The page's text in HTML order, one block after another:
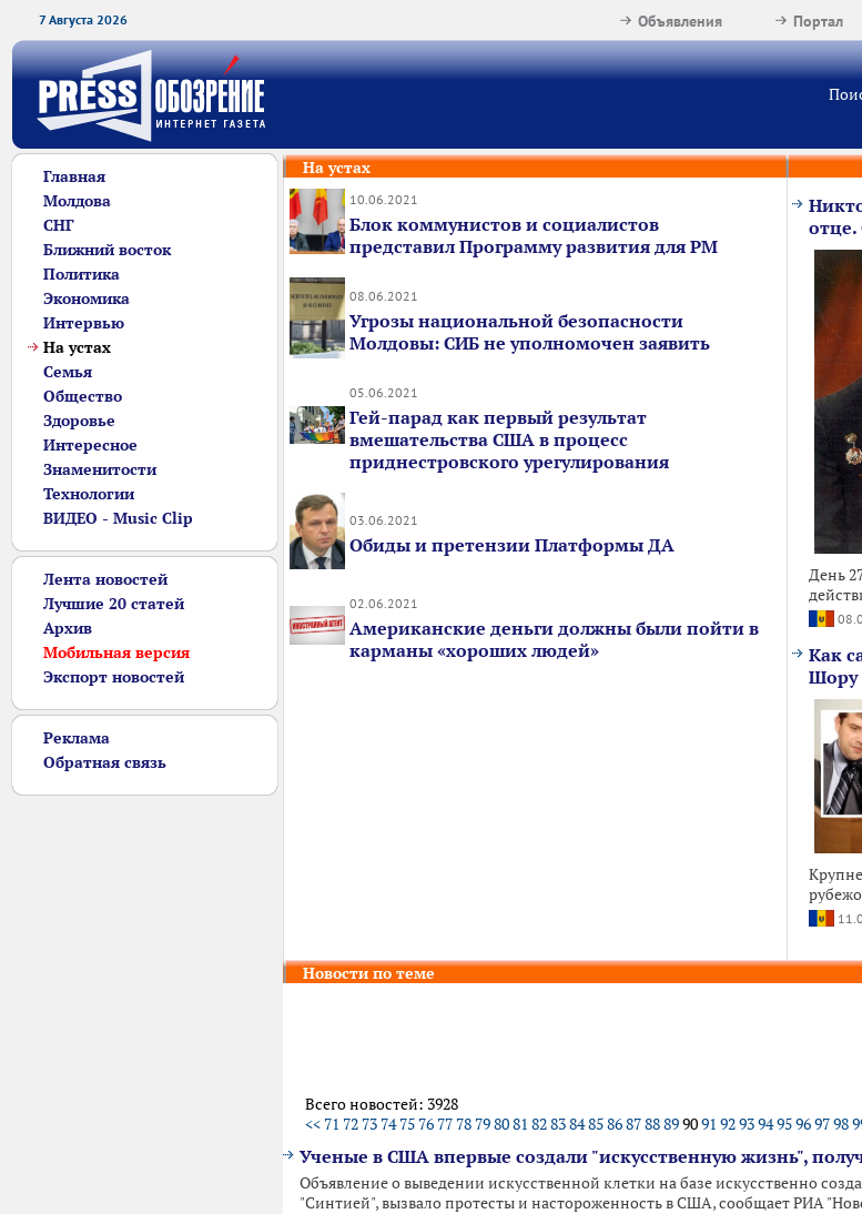
7 Августа 2026 Портал
Объявления
Главная
Молдова
СНГ
Ближний восток
Политика
Экономика
Интервью
На устах
Семья
Общество
Здоровье
Интересное
Знаменитости
Технологии
ВИДЕО - Music Clip
Лента новостей
Лучшие 20 статей
Архив
Мобильная версия
Экспорт новостей
Реклама
Обратная связь
На устах
10.06.2021
Блок коммунистов и социалистов
представил Программу развития для РМ
08.06.2021
Угрозы национальной безопасности
Молдовы: СИБ не уполномочен заявить
05.06.2021
Гей-парад как первый результат
вмешательства США в процесс
приднестровского урегулирования
03.06.2021
Обиды и претензии Платформы ДА
02.06.2021
Американские деньги должны были пойти в
карманы «хороших людей»
День
Как
Шору
Новости по теме
Всего новостей: 3928
<< 71 72 73 74 75 76 77 78 798081 82838485868788899091 92939495969798
Ученые в США впервые создали "искусственную жизнь",
Объявление о выведении искусственной клетки на базе искусственно
"Синтией", вызвало протесты и настороженность в США, сообщает РИА